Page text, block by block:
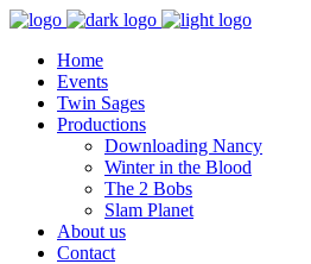
Home
Events
Twin Sages
Productions
Downloading Nancy
Winter in the Blood
The 2 Bobs
Slam Planet
About us
Contact